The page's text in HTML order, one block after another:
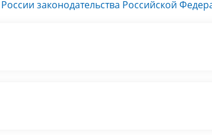
законодательства Российской